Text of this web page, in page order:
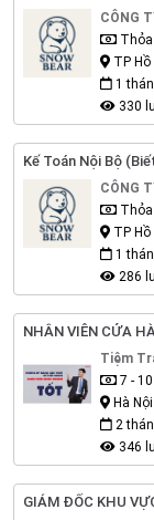
CÔNG
TP Hồ
1
330
Kế Toán Nội Bộ
CÔNG
TP Hồ
1
286
NHÂN VIÊN CỬA
Tiệm
7 -
Hà Nội
2
346
GIÁM ĐỐC KHU